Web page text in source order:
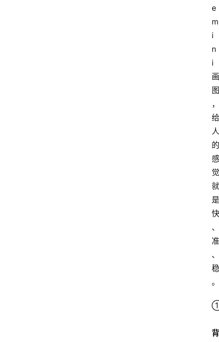
e
m
i
n
i
画
图
，
给
人
的
感
觉
就
是
快
、
准
、
稳
。
背